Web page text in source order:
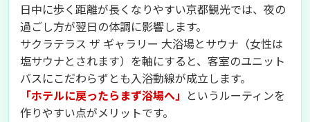
日中に歩く距離が長くなりやすい京都観光では、夜の
過ごし方が翌日の体調に影響します。
サクラテラス ザ ギャラリー 大浴場とサウナ（女性は
塩サウナとされます）を軸にすると、客室のユニット
バスにこだわらずとも入浴動線が成立します。
「ホテルに戻ったらまず浴場へ」 というルーティンを
作りやすい点がメリットです。